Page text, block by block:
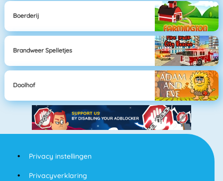
Boerderij
Brandweer Spelletjes
Doolhof
Privacy instellingen
Privacyverklaring